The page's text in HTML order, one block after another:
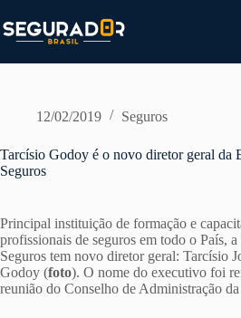
para
o
12/02/2019 Seguros
Tarcísio Godoy é o novo diretor geral da
Seguros
Principal instituição de formação e
profissionais de seguros em todo o País,
Seguros tem novo diretor geral: Tarcísio
Godoy (foto). O nome do executivo foi
reunião do Conselho de Administração